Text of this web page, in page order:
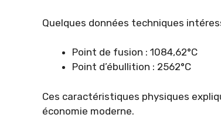
Quelques données techniques
Point de fusion : 1084,62°C
Point d’ébullition : 2562°C
Ces caractéristiques physiques
économie moderne.